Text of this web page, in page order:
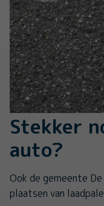
Stekker
auto?
Ook de gemeente
plaatsen van